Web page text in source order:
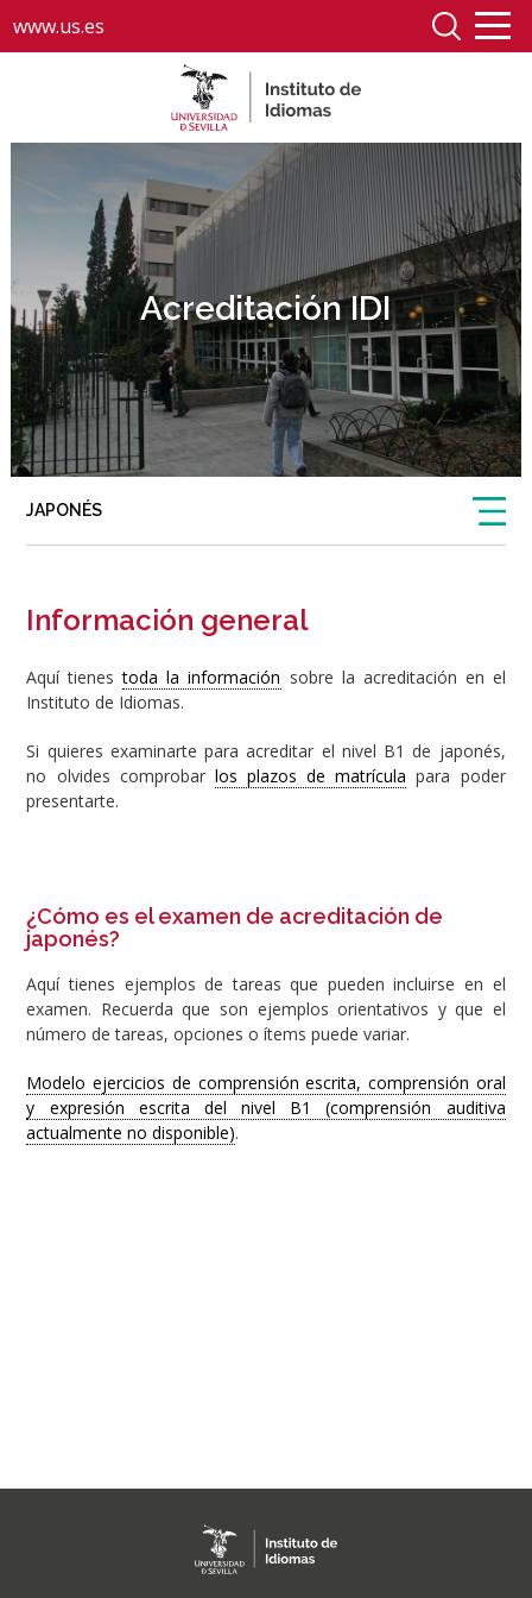
www.us.es
Acreditación IDI
Información general
Aquí tienestoda la información sobre la acreditación en el
Instituto de Idiomas.
Si quieres examinarte para acreditar el nivel B1 de japonés,
no olvides comprobar los plazos de matrícula para poder
presentarte.
¿Cómo es el examen de acreditación de
japonés?
Aquí tienes ejemplos de tareas que pueden incluirse en el
examen. Recuerda que son ejemplos orientativos y que el
número de tareas, opciones o ítems puede variar.
Modelo ejercicios de comprensión escrita, comprensión oral
y expresión escrita del nivel B1 (comprensión auditiva
actualmente no disponible).
JAPONÉS